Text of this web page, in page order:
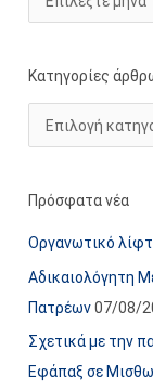
ρ
ι
α
ρ
τ
ή
σ
Κατηγορίες
γ
ο
ε
ρ
θ
ρ
ω
Πρόσφατα νέα
Οργανωτικό
Αδικαιολόγητη
Πατρέων07/08/
Σχετικά με την
Εφάπαξ σε